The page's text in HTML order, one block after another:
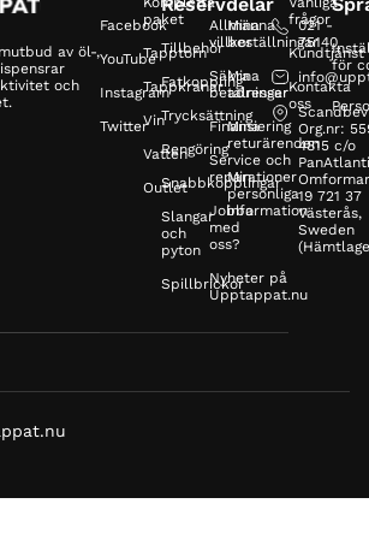
av öl-,
och
Facebook
YouTube
Instagram
Twitter
paket
Tapptorn
Tappkranar
Vin
Vatten
Outlet
Reservdelar
Tillbehör
Fatkoppling
Trycksättning
Rengöring
Snabbkopplingar
Slangar
och
pyton
Spillbrickor
Allmänna
villkor
Säkra
betalningar
Finansiering
Service och
reparationer
Jobba
med
oss?
Nyheter på
Upptappat.nu
Mina
beställningar
Mina
adresser
Mina
returärenden
Min
personliga
information
021 -
75140
Scandbev
Org.nr:
4815 c/o
19 721 37
Västerås,
Sweden
frågor
Kundtjänst
Kontakta
oss
för